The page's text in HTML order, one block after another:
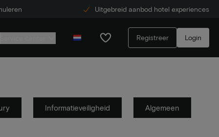
Uitgebreid aanbod hotel experiences
Registreer Login
Informatieveiligheid Algemeen